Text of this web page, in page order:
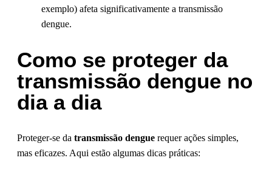
exemplo) afeta significativamente a transmissão
dengue.
Como se proteger da
transmissão dengue no
dia a dia
Proteger-se da transmissão dengue requer ações simples,
mas eficazes. Aqui estão algumas dicas práticas: